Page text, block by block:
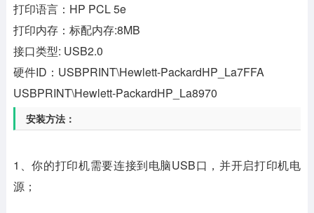
打印语言：HP PCL 5e
打印内存：标配内存:8MB
接口类型: USB2.0
硬件ID：USBPRINT\Hewlett-PackardHP_La7FFA
USBPRINT\Hewlett-PackardHP_La8970
安装方法：
1、你的打印机需要连接到电脑USB口，并开启打印机电
源；